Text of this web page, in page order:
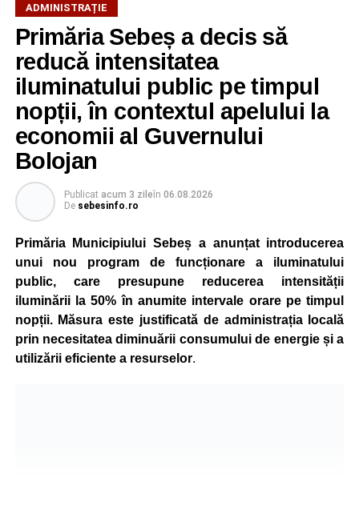
ADMINISTRAȚIE
Primăria Sebeș a decis să
reducă intensitatea
iluminatului public pe timpul
nopții, în contextul apelului la
economii al Guvernului
Bolojan
Publicat acum 3 zileîn 06.08.2026
De sebesinfo.ro
Primăria Municipiului Sebeș a anunțat introducerea
unui nou program de funcționare a iluminatului
public, care presupune reducerea intensității
iluminării la 50% în anumite intervale orare pe timpul
nopții. Măsura este justificată de administrația locală
prin necesitatea diminuării consumului de energie și a
utilizării eficiente a resurselor.